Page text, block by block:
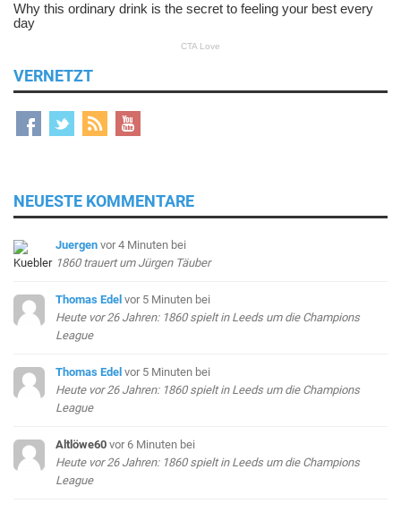
VERNETZT
NEUESTE KOMMENTARE
Juergen vor 4 Minuten bei
1860 trauert um Jürgen Täuber
Thomas Edel vor 5 Minuten bei
Heute vor 26 Jahren: 1860 spielt in Leeds um die Champions
League
Thomas Edel vor 5 Minuten bei
Heute vor 26 Jahren: 1860 spielt in Leeds um die Champions
League
Altlöwe60 vor 6 Minuten bei
Heute vor 26 Jahren: 1860 spielt in Leeds um die Champions
League